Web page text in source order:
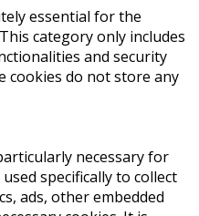
essential for the
category only includes
and security
cookies do not store any
necessary for
specifically to collect
ads, other embedded